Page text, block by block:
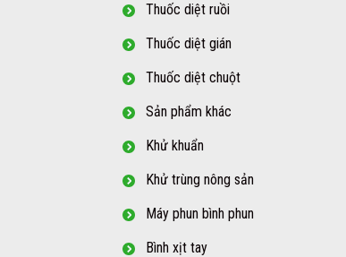
Thuốc diệt ruồi
Thuốc diệt gián
Thuốc diệt chuột
Sản phẩm khác
Khử khuẩn
Khử trùng nông sản
Máy phun bình phun
Bình xịt tay